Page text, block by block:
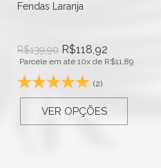
Fendas Laranja
R$139,90 R$118,92
Parcele em até 10x de R$11,89
(2)
VER OPÇÕES